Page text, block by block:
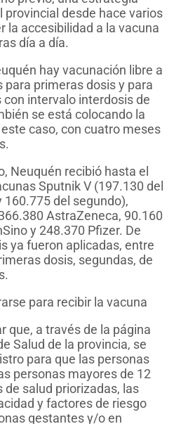
desde hace varios
la accesibilidad a la vacuna
día a día.
hay vacunación libre a
para primeras dosis y para
intervalo interdosis de
se está colocando la
caso, con cuatro meses
Neuquén recibió hasta el
Sputnik V (197.130 del
del segundo),
AstraZeneca, 90.160
y 248.370 Pfizer. De
ya fueron aplicadas, entre
dosis, segundas, de
para recibir la vacuna
que, a través de la página
Salud de la provincia, se
para que las personas
personas mayores de 12
de salud priorizadas, las
y factores de riesgo
gestantes y/o en